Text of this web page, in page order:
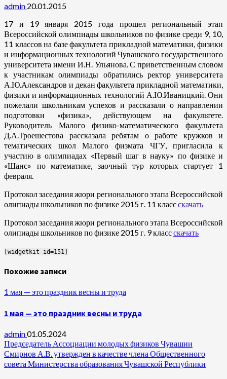
admin 20.01.2015
17 и 19 января 2015 года прошел региональный этап
Всероссийской олимпиады школьников по физике среди 9, 10,
11 классов на базе факультета прикладной математики, физики
и информационных технологий Чувашского государственного
университета имени И.Н. Ульянова. С приветственным словом
к участникам олимпиады обратились ректор университета
А.Ю.Александров и декан факультета прикладной математики,
физики и информационных технологий А.Ю.Иваницкий. Они
пожелали школьникам успехов и рассказали о направлении
подготовки «физика», действующем на факультете.
Руководитель Малого физико-математического факультета
Д.А.Троешестова рассказала ребятам о работе кружков и
тематических школ Малого физмата ЧГУ, пригласила к
участию в олимпиадах «Первый шаг в науку» по физике и
«Шанс» по математике, заочный тур которых стартует 1
февраля.
Протокол заседания жюри регионального этапа Всероссийской
олипиады школьников по физике 2015 г. 11 классскачать
Протокол заседания жюри регионального этапа Всероссийской
олипиады школьников по физике 2015 г. 9 классскачать
[widgetkit id=151]
Похожие записи
1 мая — это праздник весны и труда
1 мая — это праздник весны и труда
admin01.05.2024
Председатель Ассоциации молодых физиков Чувашии
Смирнов А.В. утвержден в качестве члена Общественного
совета Министерства образования Чувашской Республики